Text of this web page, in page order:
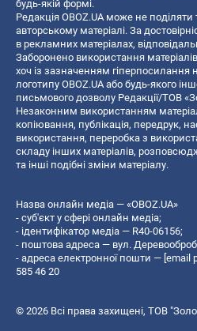
будь-якій формі.
Редакція OBOZ.UA може не поділяти
авторському матеріалі. За
в рекламних матеріалах,
Заборонено використання
хоч із зазначенням гіперпосилання
логотипу OBOZ.UA або будь-якого
письмового дозволу Редакції/ТОВ
Незаконним використанням
копiювання, публiкацiя, передрук,
використання, переробка з
складу інших матеріалів,
та інші подібні зміни матеріалу.
Назва онлайн медіа — «OBOZ.UA»
- суб'єкт у сфері онлайн медіа;
- ідентифікатор медіа — R40-06156;
- поштова адреса — вул.
- адреса електронної пошти — [email
585 46 20
© 2026 Всі права захищені, ТОВ